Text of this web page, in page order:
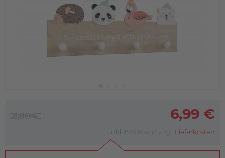
6,99 €
inkl. 19% MwSt. zzgl. Lieferkosten